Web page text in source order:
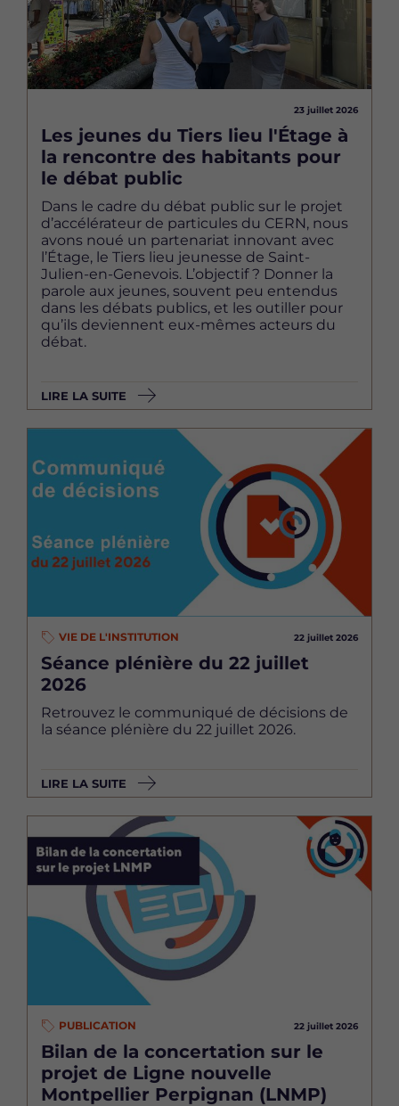
23 juillet 2026
Les jeunes du Tiers lieu l'Étage à
la rencontre des habitants pour
le débat public
Dans le cadre du débat public sur le projet
d’accélérateur de particules du CERN, nous
avons noué un partenariat innovant avec
l’Étage, le Tiers lieu jeunesse de Saint-
Julien-en-Genevois. L’objectif ? Donner la
parole aux jeunes, souvent peu entendus
dans les débats publics, et les outiller pour
qu’ils deviennent eux-mêmes acteurs du
débat.
LIRE LA SUITE
VIE DE L'INSTITUTION 22 juillet 2026
Séance plénière du 22 juillet
2026
Retrouvez le communiqué de décisions de
la séance plénière du 22 juillet 2026.
LIRE LA SUITE
PUBLICATION 22 juillet 2026
Bilan de la concertation sur le
projet de Ligne nouvelle
Montpellier Perpignan (LNMP)